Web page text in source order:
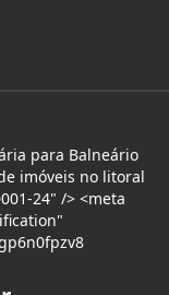
para Balneário
imóveis no litoral
24" /> <meta